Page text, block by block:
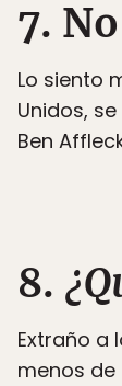
7.
Lo siento
Unidos,
Ben
8.
Extraño a
menos de